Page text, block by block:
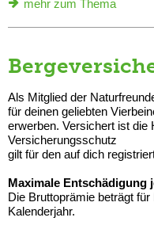
mehr zum Thema
Als Mitglied der
für deinen geliebten
erwerben. Versichert ist die
Versicherungsschutz
gilt für den auf dich
Maximale Entschädigung
Die Bruttoprämie beträgt
Kalenderjahr.